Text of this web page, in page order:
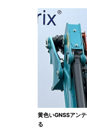
黄色いGNSSアン
る